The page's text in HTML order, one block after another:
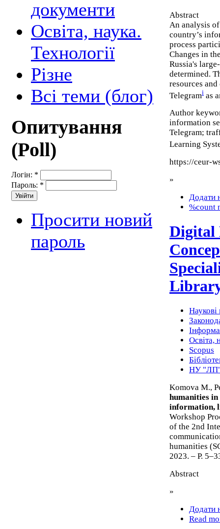
документи
Освіта, наука.
Технології
Різне
Всі теми (блог)
Опитування
(Poll)
Логін: *
Пароль: *
Просити новий
пароль
Abstract
An analysis
country’s
process
Changes in
Russia's
determined.
resources
Telegrami as
Author
information
Telegram;
Learning
https://ceur-
»
Додати
%count
Digital
Наукові
Освіта,
Scopus
НУ
Komova M.,
humanities
information,
Workshop
of the 2nd
humanities
2023. – P.
Abstract
»
Додати
Read